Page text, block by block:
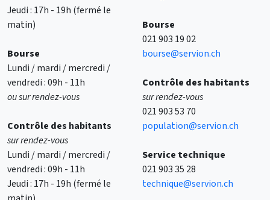
Jeudi : 17h - 19h (fermé le
matin)
Bourse
Lundi / mardi / mercredi /
vendredi : 09h - 11h
ou sur rendez-vous
Contrôle des habitants
sur rendez-vous
Lundi / mardi / mercredi /
vendredi : 09h - 11h
Jeudi : 17h - 19h (fermé le
Bourse
021 903 19 02
bourse@servion.ch
Contrôle des habitants
sur rendez-vous
021 903 53 70
population@servion.ch
Service technique
021 903 35 28
technique@servion.ch